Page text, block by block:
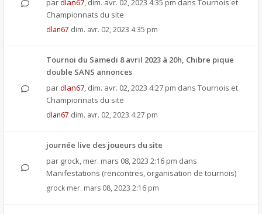
pardlan67, dim. avr. 02, 2023 4:35 pm dans Tournois et
Championnats du site
dlan67 dim. avr. 02, 2023 4:35 pm
Tournoi du Samedi 8 avril 2023 à 20h, Chibre pique
double SANS annonces
pardlan67, dim. avr. 02, 2023 4:27 pm dans Tournois et
Championnats du site
dlan67 dim. avr. 02, 2023 4:27 pm
journée live des joueurs du site
par grock, mer. mars 08, 2023 2:16 pm dans
Manifestations (rencontres, organisation de tournois)
grock mer. mars 08, 2023 2:16 pm